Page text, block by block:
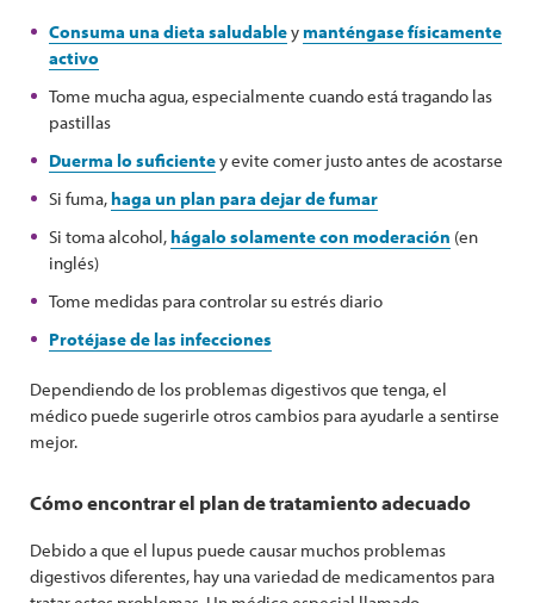
Consuma una dieta saludableymanténgase físicamente
activo
Tome mucha agua, especialmente cuando está tragando las
pastillas
Duerma lo suficientey evite comer justo antes de acostarse
Si fuma, haga un plan para dejar de fumar
Si toma alcohol, hágalo solamente con moderación (en
inglés)
Tome medidas para controlar su estrés diario
Protéjase de las infecciones
Dependiendo de los problemas digestivos que tenga, el
médico puede sugerirle otros cambios para ayudarle a sentirse
mejor.
Cómo encontrar el plan de tratamiento adecuado
Debido a que el lupus puede causar muchos problemas
digestivos diferentes, hay una variedad de medicamentos para